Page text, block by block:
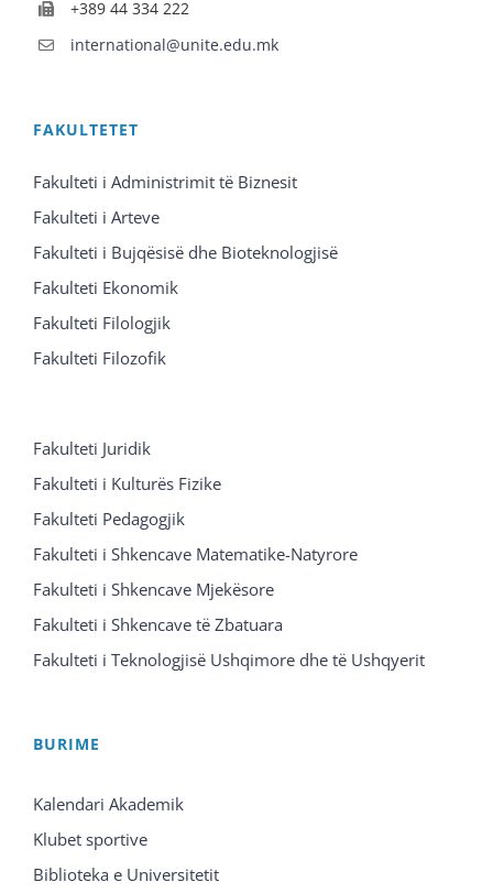
+389 44 334 222
international@unite.edu.mk
FAKULTETET
Fakulteti i Administrimit të Biznesit
Fakulteti i Arteve
Fakulteti i Bujqësisë dhe Bioteknologjisë
Fakulteti Ekonomik
Fakulteti Filologjik
Fakulteti Filozofik
Fakulteti Juridik
Fakulteti i Kulturës Fizike
Fakulteti Pedagogjik
Fakulteti i Shkencave Matematike-Natyrore
Fakulteti i Shkencave Mjekësore
Fakulteti i Shkencave të Zbatuara
Fakulteti i Teknologjisë Ushqimore dhe të Ushqyerit
BURIME
Kalendari Akademik
Klubet sportive
Biblioteka e Universitetit